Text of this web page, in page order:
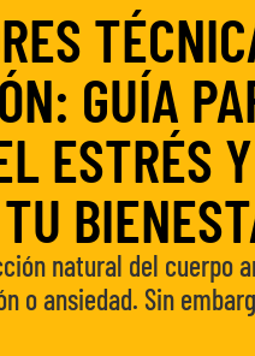
GUÍA
ESTRÉS Y
natural del cuerpo
o ansiedad. Sin